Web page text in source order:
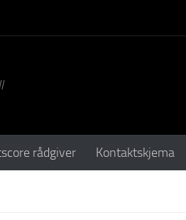
rådgiver Kontaktskjema